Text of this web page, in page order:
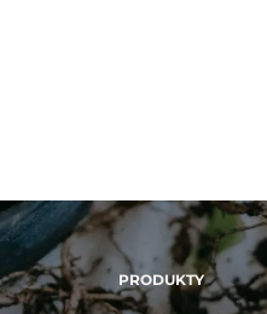
PRODUKTY